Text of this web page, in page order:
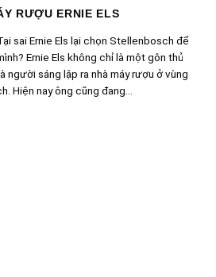
RƯỢU ERNIE ELS
sai Ernie Els lại chọn Stellenbosch để
Ernie Els không chỉ là một gôn thủ
người sáng lập ra nhà máy rượu ở vùng
Hiện nay ông cũng đang...